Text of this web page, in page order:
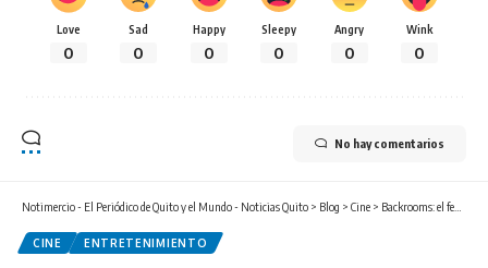
Love
0
Sad
0
Happy
0
Sleepy
0
Angry
0
Wink
0
No hay comentarios
Notimercio - El Periódico de Quito y el Mundo - Noticias Quito > Blog > Cine > Backrooms: el fenómeno de Horror que obsesionó internet llega a la gran pantalla
CINE ENTRETENIMIENTO